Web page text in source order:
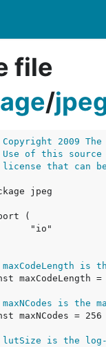
file
/
2009
of this source
that can
is
is the
is the log-